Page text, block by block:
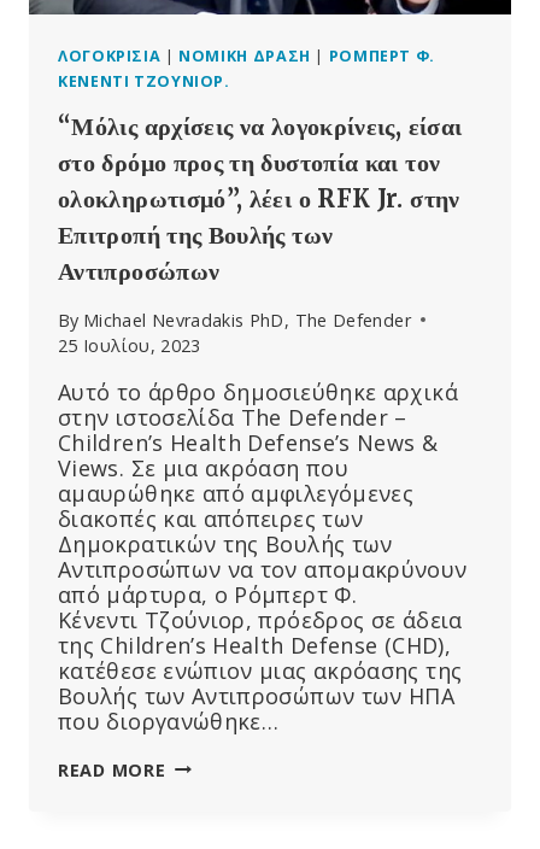
ΛΟΓΟΚΡΙΣΊΑ | ΝΟΜΙΚΉ ΔΡΆΣΗ | ΡΌΜΠΕΡΤ Φ.
ΚΈΝΕΝΤΙ ΤΖΟΎΝΙΟΡ.
“Μόλις αρχίσεις να λογοκρίνεις, είσαι
στο δρόμο προς τη δυστοπία και τον
ολοκληρωτισμό”, λέει ο RFK Jr. στην
Επιτροπή της Βουλής των
Αντιπροσώπων
By Michael Nevradakis PhD, The Defender
25 Ιουλίου, 2023
Αυτό το άρθρο δημοσιεύθηκε αρχικά
στην ιστοσελίδα The Defender –
Children’s Health Defense’s News &
Views. Σε μια ακρόαση που
αμαυρώθηκε από αμφιλεγόμενες
διακοπές και απόπειρες των
Δημοκρατικών της Βουλής των
Αντιπροσώπων να τον απομακρύνουν
από μάρτυρα, ο Ρόμπερτ Φ.
Κένεντι Τζούνιορ, πρόεδρος σε άδεια
της Children’s Health Defense (CHD),
κατέθεσε ενώπιον μιας ακρόασης της
Βουλής των Αντιπροσώπων των ΗΠΑ
που διοργανώθηκε…
READ MORE “ΜΌΛΙΣ